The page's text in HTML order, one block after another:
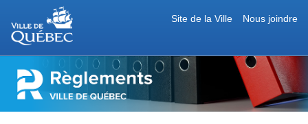
Nous joindre
Site de la Ville
RÈGLEMENTS
DE